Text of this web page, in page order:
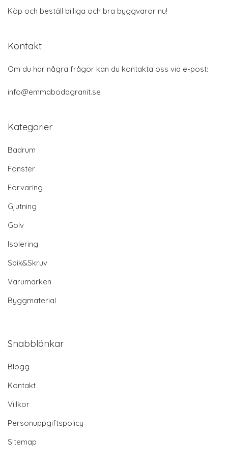
Köp och beställ billiga och bra byggvaror nu!
Kontakt
Om du har några frågor kan du kontakta oss via e-post:
info@emmabodagranit.se
Kategorier
Badrum
Fönster
Förvaring
Gjutning
Golv
Isolering
Spik&Skruv
Varumärken
Byggmaterial
Snabblänkar
Blogg
Kontakt
Villkor
Personuppgiftspolicy
Sitemap